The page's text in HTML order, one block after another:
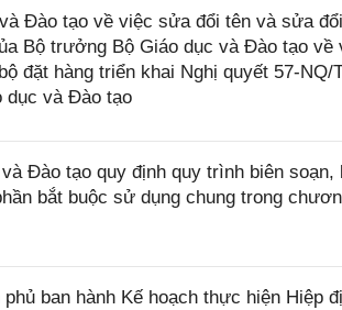
Đào tạo về việc sửa đổi tên và sửa
Bộ trưởng Bộ Giáo dục và Đào tạo về
đặt hàng triển khai Nghị quyết 57-NQ/
dục và Đào tạo
Đào tạo quy định quy trình biên soạn,
bắt buộc sử dụng chung trong
ban hành Kế hoạch thực hiện Hiệp